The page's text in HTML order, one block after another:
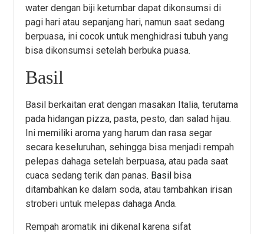
water dengan biji ketumbar dapat dikonsumsi di
pagi hari atau sepanjang hari, namun saat sedang
berpuasa, ini cocok untuk menghidrasi tubuh yang
bisa dikonsumsi setelah berbuka puasa.
Basil
Basil berkaitan erat dengan masakan Italia, terutama
pada hidangan pizza, pasta, pesto, dan salad hijau.
Ini memiliki aroma yang harum dan rasa segar
secara keseluruhan, sehingga bisa menjadi rempah
pelepas dahaga setelah berpuasa, atau pada saat
cuaca sedang terik dan panas. Basil bisa
ditambahkan ke dalam soda, atau tambahkan irisan
stroberi untuk melepas dahaga Anda.
Rempah aromatik ini dikenal karena sifat